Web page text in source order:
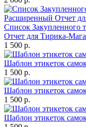
Список Закупленного
Отчет для Тирика-
1 500 р.
Шаблон этикеток
1 500 р.
Шаблон этикеток
1 500 р.
Шаблон этикеток